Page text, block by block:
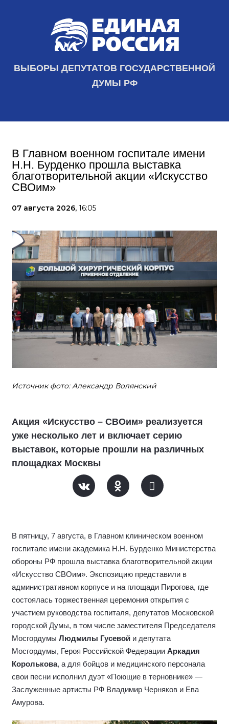
ВЫБОРЫ ДЕПУТАТОВ ГОСУДАРСТВЕННОЙ
ДУМЫ РФ
В Главном военном госпитале имени
Н.Н. Бурденко прошла выставка
благотворительной акции «Искусство
СВОим»
07 августа 2026, 16:05
Источник фото: Александр Волянский
Акция «Искусство – СВОим» реализуется
уже несколько лет и включает серию
выставок, которые прошли на различных
площадках Москвы
В пятницу, 7 августа, в Главном клиническом военном
госпитале имени академика Н.Н. Бурденко Министерства
обороны РФ прошла выставка благотворительной акции
«Искусство СВОим». Экспозицию представили в
административном корпусе и на площади Пирогова, где
состоялась торжественная церемония открытия с
участием руководства госпиталя, депутатов Московской
городской Думы, в том числе заместителя Председателя
Мосгордумы Людмилы Гусевой и депутата
Мосгордумы, Героя Российской Федерации Аркадия
Королькова, а для бойцов и медицинского персонала
свои песни исполнил дуэт «Поющие в терновнике» —
Заслуженные артисты РФ Владимир Черняков и Ева
Амурова.